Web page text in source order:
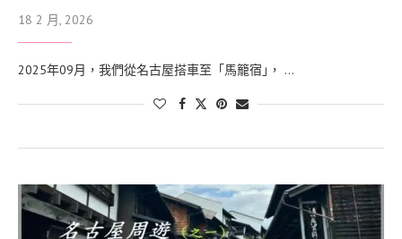
18 2 月, 2026
2025年09月，我們從名古屋搭車至「馬籠宿｣， …